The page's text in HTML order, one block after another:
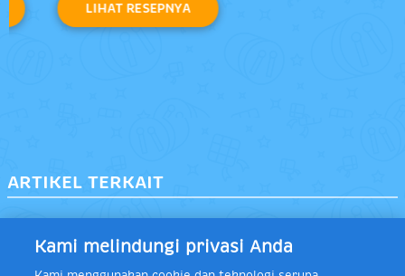
LIHAT RESEPNYA
ARTIKEL TERKAIT
Kami melindungi privasi Anda